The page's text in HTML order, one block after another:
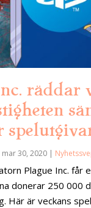
räddar
mar 30, 2020 |
Plague Inc. får
donerar 250 000
Här är veckans